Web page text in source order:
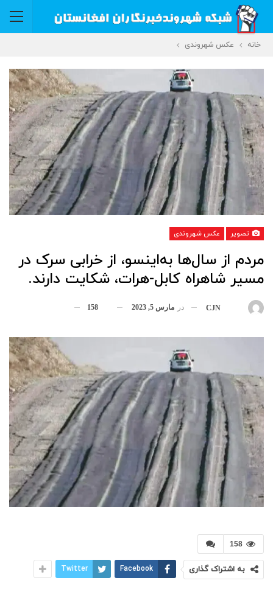
خانه عکس شهروندی
تصویر عکس شهروندی
مردم از سال‌ها به‌اینسو، از خرابی سرک در
مسیر شاهراه کابل-هرات، شکایت دارند.
CJN در مارس 5, 2023 158
158
به اشتراک گذاری Facebook
Twitter